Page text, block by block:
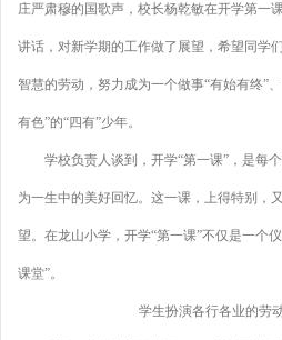
庄严肃穆的国歌声，校长杨乾敏在开学第一
讲话，对新学期的工作做了展望，希望同学
智慧的劳动，努力成为一个做事“有始有终”
有色”的“四有”少年。
学校负责人谈到，开学“第一课”，是每
为一生中的美好回忆。这一课，上得特别，
望。在龙山小学，开学“第一课”不仅是一个
课堂”。
学生扮演各行各业的劳